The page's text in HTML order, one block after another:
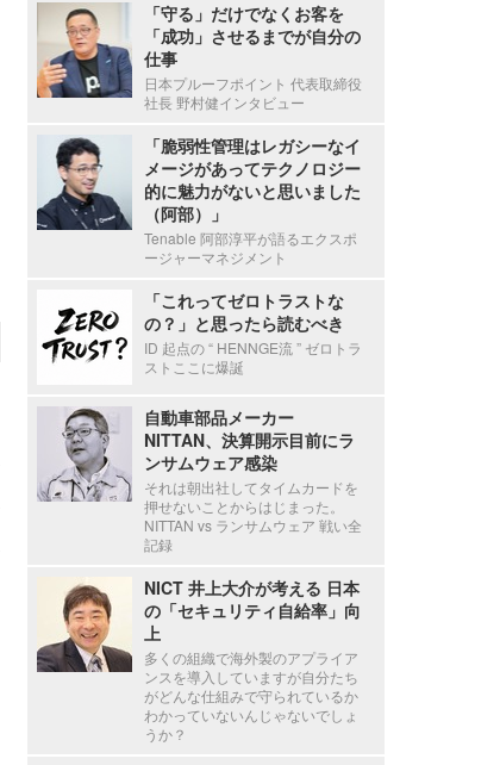
「守る」だけでなくお客を
「成功」させるまでが自分の
仕事
日本プルーフポイント 代表取締役
社長 野村健インタビュー
「脆弱性管理はレガシーなイ
メージがあってテクノロジー
的に魅力がないと思いました
（阿部）」
Tenable 阿部淳平が語るエクスポ
ージャーマネジメント
「これってゼロトラストな
の？」と思ったら読むべき
ID 起点の “ HENNGE流 ” ゼロトラ
ストここに爆誕
自動車部品メーカー
NITTAN、決算開示目前にラ
ンサムウェア感染
それは朝出社してタイムカードを
押せないことからはじまった。
NITTAN vs ランサムウェア 戦い全
記録
NICT 井上大介が考える 日本
の「セキュリティ自給率」向
上
多くの組織で海外製のアプライア
ンスを導入していますが自分たち
がどんな仕組みで守られているか
わかっていないんじゃないでしょ
うか？